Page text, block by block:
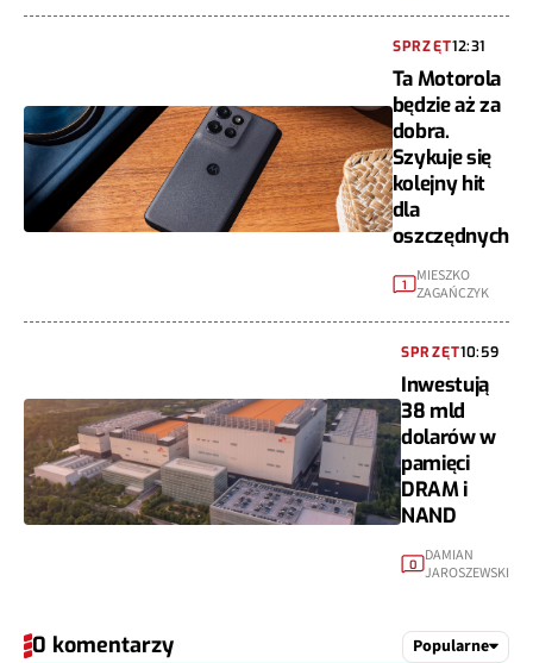
SPRZĘT12:31
Ta Motorola
będzie aż za
dobra.
Szykuje się
kolejny hit
dla
oszczędnych
1
MIESZKO
ZAGAŃCZYK
SPRZĘT10:59
Inwestują
38 mld
dolarów w
pamięci
DRAM i
NAND
0
DAMIAN
JAROSZEWSKI
0 komentarzy Popularne